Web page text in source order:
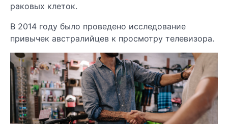
раковых клеток.
В 2014 году было проведено исследование
привычек австралийцев к просмотру телевизора.